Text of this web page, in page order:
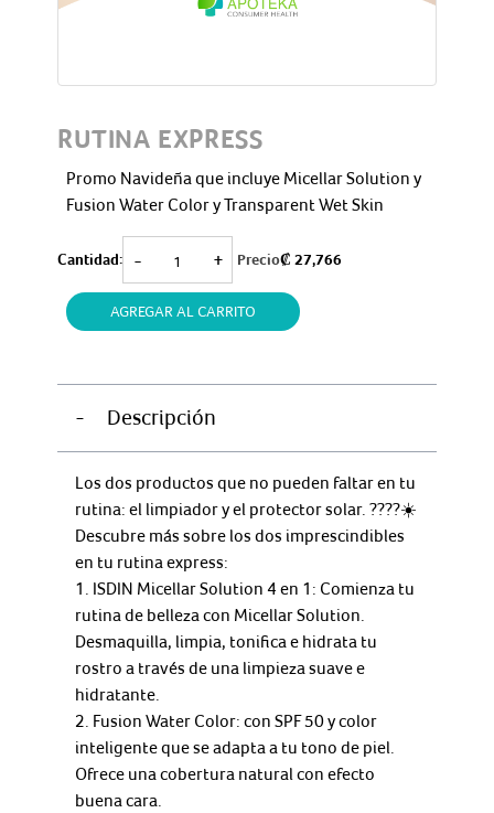
RUTINA EXPRESS
Promo Navideña que incluye Micellar Solution y
Fusion Water Color y Transparent Wet Skin
Cantidad:
EXPRESS
cantidad
- + Precio₡ 27,766
AGREGAR AL CARRITO
- Descripción
Los dos productos que no pueden faltar en tu
rutina: el limpiador y el protector solar. ????☀️
Descubre más sobre los dos imprescindibles
en tu rutina express:
1. ISDIN Micellar Solution 4 en 1: Comienza tu
rutina de belleza con Micellar Solution.
Desmaquilla, limpia, tonifica e hidrata tu
rostro a través de una limpieza suave e
hidratante.
2. Fusion Water Color: con SPF 50 y color
inteligente que se adapta a tu tono de piel.
Ofrece una cobertura natural con efecto
buena cara.